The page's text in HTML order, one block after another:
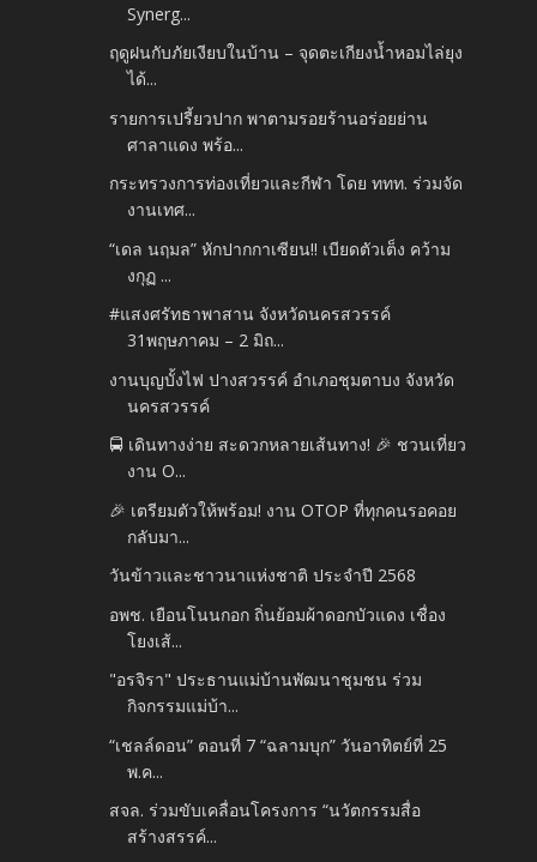
Synerg...
ฤดูฝนกับภัยเงียบในบ้าน – จุดตะเกียงน้ำหอมไล่ยุง
ได้...
รายการเปรี้ยวปาก พาตามรอยร้านอร่อยย่าน
ศาลาแดง พร้อ...
กระทรวงการท่องเที่ยวและกีฬา โดย ททท. ร่วมจัด
งานเทศ...
“เดล นฤมล” หักปากกาเซียน!! เบียดตัวเต็ง คว้าม
งกุฏ ...
#แสงศรัทธาพาสาน จังหวัดนครสวรรค์
31พฤษภาคม – 2 มิถ...
งานบุญบั้งไฟ ปางสวรรค์ อำเภอชุมตาบง จังหวัด
นครสวรรค์
🚍 เดินทางง่าย สะดวกหลายเส้นทาง! 🎉 ชวนเที่ยว
งาน O...
🎉 เตรียมตัวให้พร้อม! งาน OTOP ที่ทุกคนรอคอย
กลับมา...
วันข้าวและชาวนาแห่งชาติ ประจำปี 2568
อพช. เยือนโนนกอก ถิ่นย้อมผ้าดอกบัวแดง เชื่อง
โยงเส้...
"อรจิรา" ประธานแม่บ้านพัฒนาชุมชน ร่วม
กิจกรรมแม่บ้า...
“เชลล์ดอน” ตอนที่ 7 “ฉลามบุก” วันอาทิตย์ที่ 25
พ.ค...
สจล. ร่วมขับเคลื่อนโครงการ “นวัตกรรมสื่อ
สร้างสรรค์...